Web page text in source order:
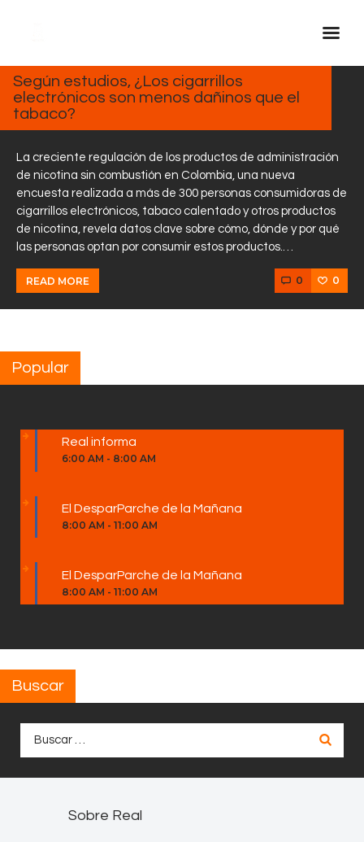
Inicio Real FM
Streaming
En Vivo
Descarga La APP
Programas
Noticias
Equipo
Sobre Nosotros
7, 2025
Según estudios, ¿Los cigarrillos
electrónicos son menos dañinos que el
tabaco?
La creciente regulación de los productos de administración
de nicotina sin combustión en Colombia, una nueva
encuesta realizada a más de 300 personas consumidoras de
cigarrillos electrónicos, tabaco calentado y otros productos
de nicotina, revela datos clave sobre cómo, dónde y por qué
las personas optan por consumir estos productos.…
READ MORE 0 0
Popular
Real informa
6:00 AM - 8:00 AM
El DesparParche de la Mañana
8:00 AM - 11:00 AM
El DesparParche de la Mañana
8:00 AM - 11:00 AM
Buscar
Sobre Real